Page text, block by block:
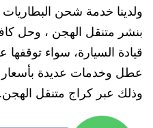
ولدينا خدمة شحن
بنشر متنقل الهجن ، وحل
قيادة السيارة، سواء
عطل وخدمات عديدة بأسعار
وذلك عبر كراج متنقل الهجن.